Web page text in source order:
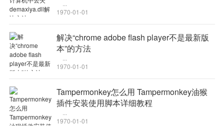
1970-01-01
解决“chrome adobe flash player不是最新版
本”的方法
1970-01-01
Tampermonkey怎么用 Tampermonkey油猴
插件安装使用脚本详细教程
1970-01-01